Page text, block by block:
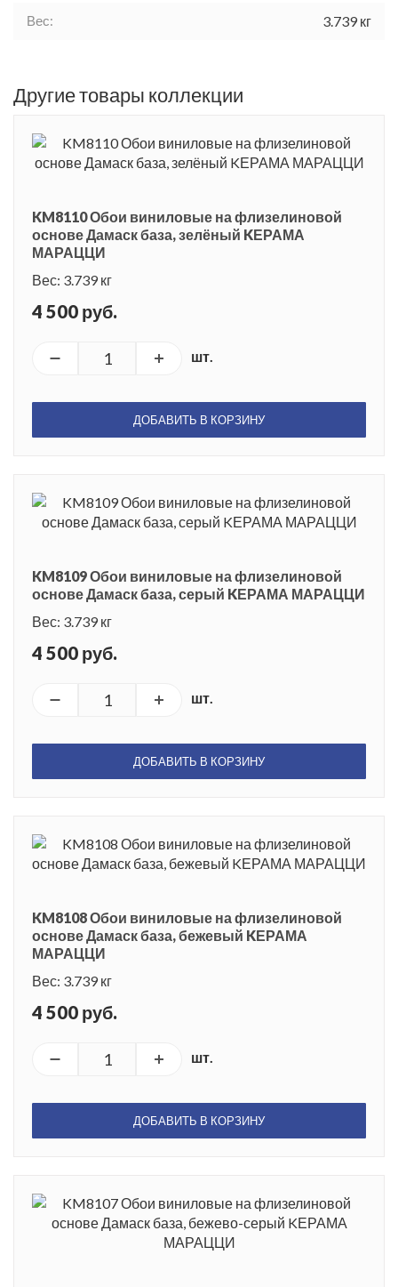
Вес: 3.739 кг
Другие товары коллекции
KM8110 Обои виниловые на флизелиновой
основе Дамаск база, зелёный KЕРАМА
МАРАЦЦИ
Вес: 3.739 кг
4 500 руб.
шт.
ДОБАВИТЬ В КОРЗИНУ
KM8109 Обои виниловые на флизелиновой
основе Дамаск база, серый KЕРАМА МАРАЦЦИ
Вес: 3.739 кг
4 500 руб.
шт.
ДОБАВИТЬ В КОРЗИНУ
KM8108 Обои виниловые на флизелиновой
основе Дамаск база, бежевый KЕРАМА
МАРАЦЦИ
Вес: 3.739 кг
4 500 руб.
шт.
ДОБАВИТЬ В КОРЗИНУ